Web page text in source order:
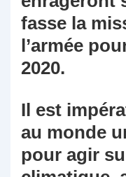
fasse la
l’armée
2020.
Il est
au monde
pour agir